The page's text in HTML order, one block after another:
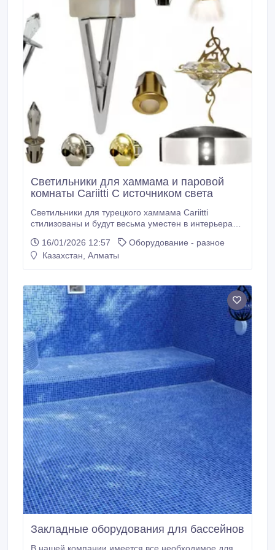
Светильники для хаммама и паровой
комнаты Cariitti С источником света
Светильники для турецкого хаммама Cariitti
стилизованы и будут весьма уместен в интерьерах,
ретро. Для изготовления светильников
использованы высококачественные материалы, что
IP67, благодаря чему может без вреда для себя
находиться в перенасыщенном влагой воздухе,
характерном для турецкой парной.
16/01/2026 12:57
Оборудование - разное
Казахстан, Алматы
Закладные оборудования для бассейнов